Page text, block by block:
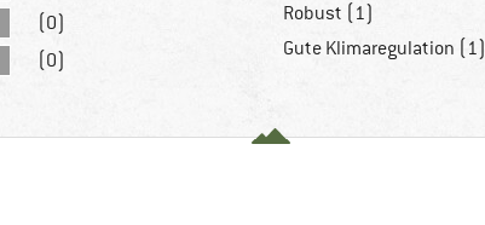
(0)
(0)
Robust (1)
Gute Klimaregulation (1)